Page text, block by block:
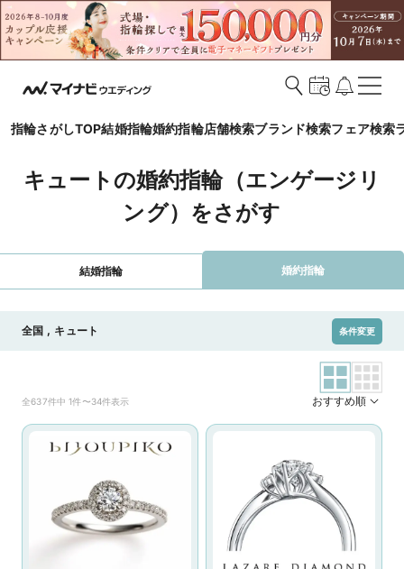
指輪さがしTOP結婚指輪婚約指輪店舗検索ブランド検索フェア検索
キュートの婚約指輪（エンゲージリ
ング）をさがす
結婚指輪 婚約指輪
全国 , キュート 条件変更
全637件中 1件〜34件表示 おすすめ順